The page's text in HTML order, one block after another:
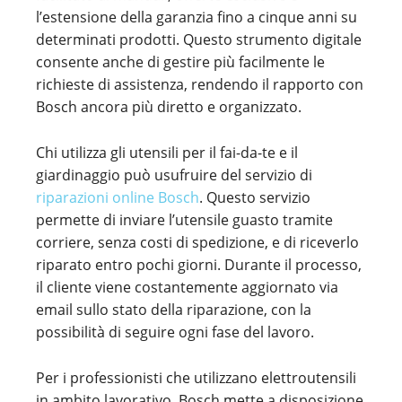
l’estensione della garanzia fino a cinque anni su
determinati prodotti. Questo strumento digitale
consente anche di gestire più facilmente le
richieste di assistenza, rendendo il rapporto con
Bosch ancora più diretto e organizzato.
Chi utilizza gli utensili per il fai-da-te e il
giardinaggio può usufruire del servizio di
riparazioni online Bosch. Questo servizio
permette di inviare l’utensile guasto tramite
corriere, senza costi di spedizione, e di riceverlo
riparato entro pochi giorni. Durante il processo,
il cliente viene costantemente aggiornato via
email sullo stato della riparazione, con la
possibilità di seguire ogni fase del lavoro.
Per i professionisti che utilizzano elettroutensili